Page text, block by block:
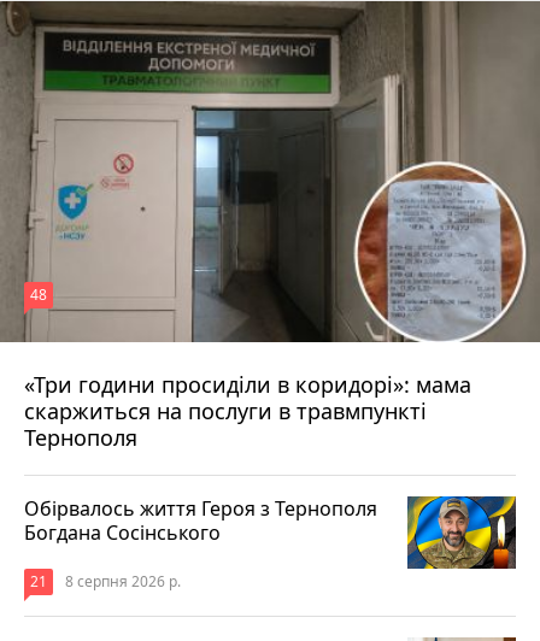
«Три години просиділи в коридорі»: мама
скаржиться на послуги в травмпункті
Тернополя
48
8 серпня 2026 р.
Обірвалось життя Героя з Тернополя
Богдана Сосінського
21 8 серпня 2026 р.